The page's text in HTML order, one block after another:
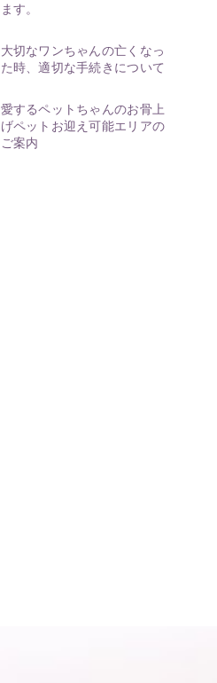
ます。
大切なワンちゃんの亡くなっ
た時、適切な手続きについて
愛するペットちゃんのお骨上
げペットお迎え可能エリアの
ご案内